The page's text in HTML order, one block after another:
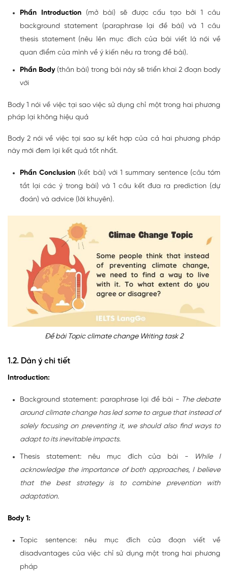
Phần Introduction(mở bài) sẽ được cấu tạo bởi 1 câu
background statement (paraphrase lại đề bài) và 1 câu
thesis statement (nêu lên mục đích của bài viết là nói về
quan điểm của mình về ý kiến nêu ra trong đề bài).
Phần Body (thân bài) trong bài này sẽ triển khai 2 đoạn body
với
Body 1 nói về việc tại sao việc sử dụng chỉ một trong hai phương
pháp lại không hiệu quả
Body 2 nói về việc tại sao sự kết hợp của cả hai phương pháp
này mới đem lại kết quả tốt nhất.
Phần Conclusion (kết bài) với 1 summary sentence (câu tóm
tắt lại các ý trong bài) và 1 câu kết đưa ra prediction (dự
đoán) và advice (lời khuyên).
Đề bài Topic climate change Writing task 2
1.2. Dàn ý chi tiết
Introduction:
Background statement: paraphrase lại đề bài - The debate
around climate change has led some to argue that instead of
solely focusing on preventing it, we should also find ways to
adapt to its inevitable impacts.
Thesis statement: nêu mục đích của bài - While I
acknowledge the importance of both approaches, I believe
that the best strategy is to combine prevention with
adaptation.
Body 1:
Topic sentence: nêu mục đích của đoạn viết về
disadvantages của việc chỉ sử dụng một trong hai phương
pháp